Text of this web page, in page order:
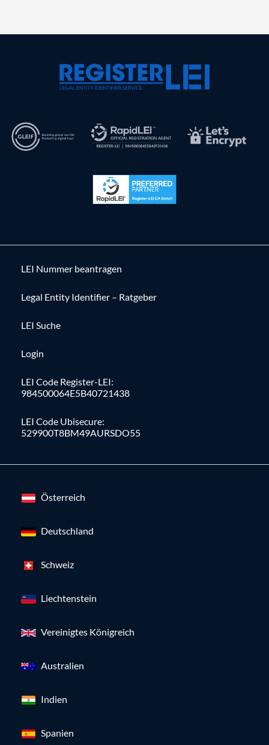
LEI Nummer beantragen
Legal Entity Identifier – Ratgeber
LEI Suche
Login
LEI Code Register-LEI:
984500064E5B40721438
LEI Code Ubisecure:
529900T8BM49AURSDO55
Österreich
Deutschland
Schweiz
Liechtenstein
Vereinigtes Königreich
Australien
Indien
Spanien